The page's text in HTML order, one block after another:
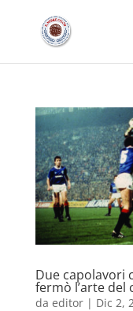
Due capolavori
fermò l’arte del
da editor| Dic 2,